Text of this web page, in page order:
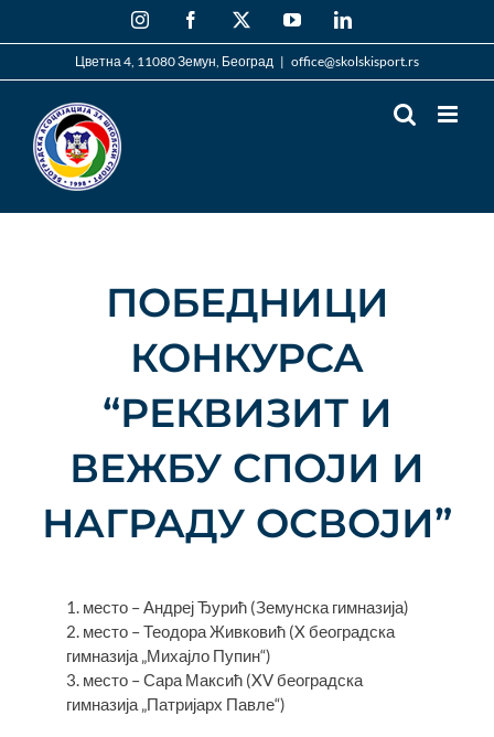
InstagramFacebook YouTubeLinkedIn
Цветна 4, 11080 Земун, Београд | office@skolskisport.rs
ПОБЕДНИЦИ
КОНКУРСА
“РЕКВИЗИТ И
ВЕЖБУ СПОЈИ И
НАГРАДУ ОСВОЈИ”
1. место – Андреј Ђурић (Земунска гимназија)
2. место – Теодора Живковић (X београдска
гимназија „Михајло Пупин“)
3. место – Сара Максић (XV београдска
гимназија „Патријарх Павле“)